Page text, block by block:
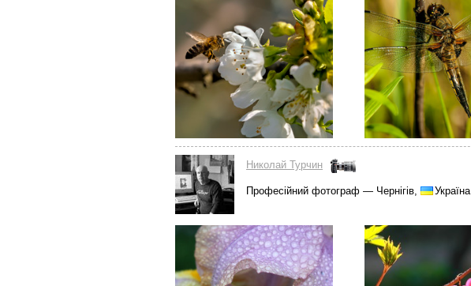
Николай Турчин
Професійний фотограф — Чернігів, Україна